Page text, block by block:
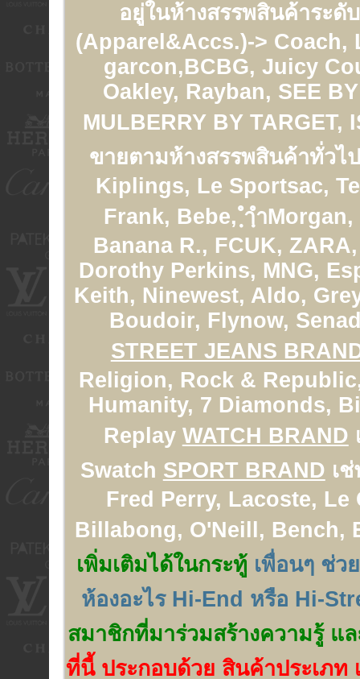
อยู่ในห้างสรรพสินค้าระดั
(Apparel&Accs.)-> Coach,
garcon,BCBG, Juicy
Oakley, Rayban, SEE
MULBERRY BY TARGET,
ขายตามห้างสรรพสินค้าทั่วไ
Kiplings, Le Sportsac,
Frank, Bebe, ฺำฺำ
Banana R., FCUK,
Dorothy Perkins, MNG,
Keith, Ninewest, Aldo,
Boudoir, Flynow,
STREET JEANS
Religion, Rock &
Humanity, 7 Diamonds,
Replay WATCH BRAND
Swatch SPORT BRAND เ
Fred Perry, Lacoste,
Billabong, O'Neill, Bench,
เพิ่มเติมได้ในกระทู้ เพื่อนๆ ช่ว
ห้องอะไร Hi-End หรือ Hi-
สมาชิกที่มาร่วมสร้างความรู้ แ
ที่นี้ ประกอบด้วย สินค้าประเภท